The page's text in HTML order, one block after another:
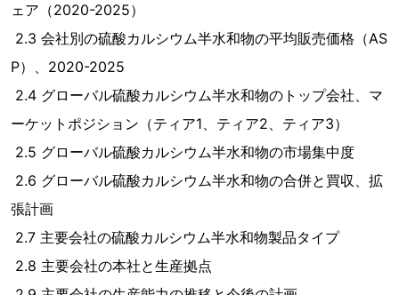
ェア（2020-2025）
2.3 会社別の硫酸カルシウム半水和物の平均販売価格（AS
P）、2020-2025
2.4 グローバル硫酸カルシウム半水和物のトップ会社、マ
ーケットポジション（ティア1、ティア2、ティア3）
2.5 グローバル硫酸カルシウム半水和物の市場集中度
2.6 グローバル硫酸カルシウム半水和物の合併と買収、拡
張計画
2.7 主要会社の硫酸カルシウム半水和物製品タイプ
2.8 主要会社の本社と生産拠点